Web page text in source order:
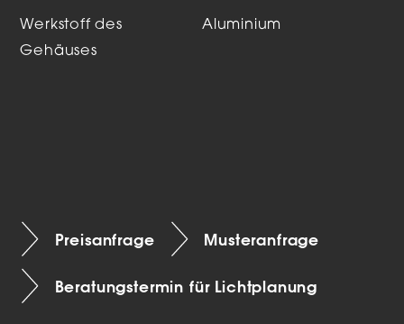
Werkstoff des
Gehäuses
Aluminium
Preisanfrage Musteranfrage
Beratungstermin für Lichtplanung